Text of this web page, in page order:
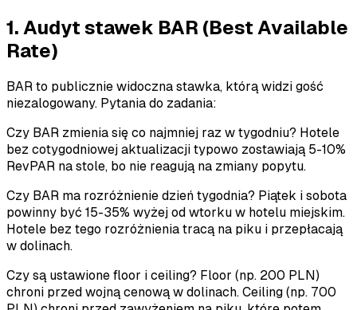
1. Audyt stawek BAR (Best Available
Rate)
BAR to publicznie widoczna stawka, którą widzi gość
niezalogowany. Pytania do zadania:
Czy BAR zmienia się co najmniej raz w tygodniu? Hotele
bez cotygodniowej aktualizacji typowo zostawiają 5-10%
RevPAR na stole, bo nie reagują na zmiany popytu.
Czy BAR ma rozróżnienie dzień tygodnia? Piątek i sobota
powinny być 15-35% wyżej od wtorku w hotelu miejskim.
Hotele bez tego rozróżnienia tracą na piku i przepłacają
w dolinach.
Czy są ustawione floor i ceiling? Floor (np. 200 PLN)
chroni przed wojną cenową w dolinach. Ceiling (np. 700